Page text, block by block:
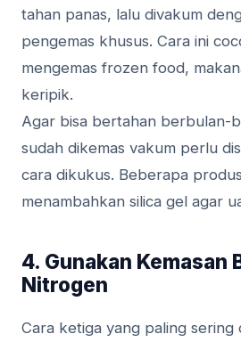
tahan panas, lalu divakum
pengemas khusus. Cara ini
mengemas frozen food,
keripik.
Agar bisa bertahan berbulan-
sudah dikemas vakum perlu
cara dikukus. Beberapa
menambahkan silica gel agar
4. Gunakan Kemasan
Nitrogen
Cara ketiga yang paling sering